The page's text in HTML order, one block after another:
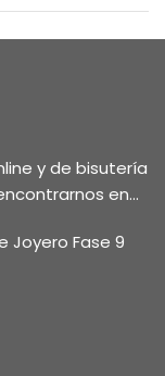
y de bisutería
en...
Joyero Fase 9